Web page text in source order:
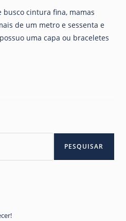
cintura fina, mamas
de um metro e sessenta e
uma capa ou braceletes
PESQUISAR